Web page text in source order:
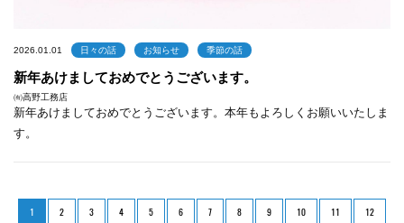
2026.01.01 日々の話 お知らせ 季節の話
新年あけましておめでとうございます。
㈲高野工務店
新年あけましておめでとうございます。本年もよろしくお願いいたしま
す。
1 2 3 4 5 6 7 8 9 10 11 12